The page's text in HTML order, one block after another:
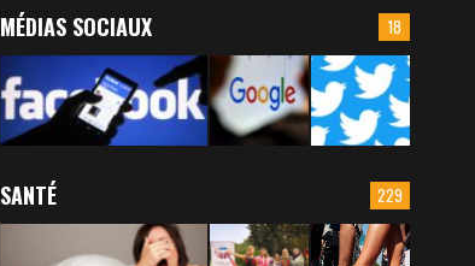
18
MÉDIAS SOCIAUX
229
SANTÉ